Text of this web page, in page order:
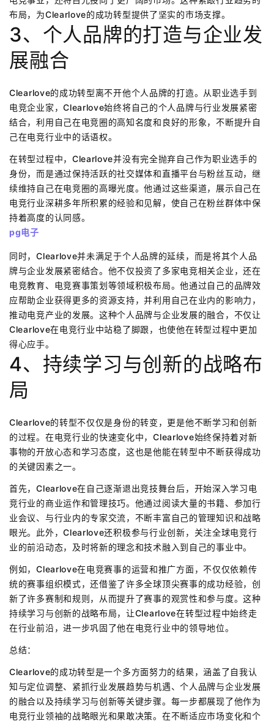
布局，为Clearlove的成功转型提供了坚实的市场支撑。
3、个人品牌的打造与企业发
展融合
Clearlove的成功转型离不开他个人品牌的打造。从职业选手到
电竞企业家，Clearlove始终将自己的个人品牌与行业发展紧密
结合，利用自己在电竞圈的高知名度和良好的形象，不断提升自
己在电竞行业中的话语权。
在转型过程中，Clearlove并没有完全抛弃自己作为职业选手的
身份，而是通过保持活跃的社交媒体和直播平台与粉丝互动，继
续维持自己在电竞圈的高曝光度。他通过这些渠道，展示自己在
电竞行业深耕多年所积累的经验和见解，使自己在粉丝群体中保
持着高度的认同感。
pg电子
同时，Clearlove并未满足于个人品牌的延续，而是将其个人品
牌与企业发展紧密结合。他不仅投资了多家电竞相关企业，还在
电竞教育、电竞赛事策划等领域积极布局。他通过自己的品牌效
应帮助企业获得更多的资源支持，并利用自己在业内的影响力，
推动电竞产业的发展。这种个人品牌与企业发展的融合，不仅让
Clearlove在电竞行业中站稳了脚跟，也使他在转型过程中更加
得心应手。
4、持续学习与创新的战略布
局
Clearlove的转型不仅仅是身份的转变，更是他不断学习和创新
的过程。在电竞行业的快速变化中，Clearlove始终保持着对新
事物的开放心态和学习态度，这也是他能在转型中不断获得成功
的关键因素之一。
首先，Clearlove在自己逐渐退出竞技舞台后，开始深入学习电
竞行业的商业运作和管理技巧。他通过阅读大量的书籍、参加行
业会议、与行业内的专家交流，不断丰富自己的管理知识和战略
眼光。此外，Clearlove还积极参与行业创新，关注全球电竞行
业的前沿动态，及时将新的理念和技术融入到自己的事业中。
例如，Clearlove在电竞赛事的运营和推广方面，不仅仅依赖传
统的赛事组织模式，还借鉴了许多全球顶尖赛事的成功经验，创
新了许多赛制和规则，从而提升了赛事的观赏性和参与度。这种
持续学习与创新的战略布局，让Clearlove在转型过程中始终走
在行业前沿，进一步巩固了他在电竞行业中的领导地位。
总结：
Clearlove的成功转型是一个多方面努力的结果，涵盖了自我认
知与定位调整、紧抓行业发展趋势与机遇、个人品牌与企业发展
的融合以及持续学习与创新等关键步骤。每一步都展现了他作为
电竞行业领袖的战略眼光和果敢决策。在不断适应市场变化和个